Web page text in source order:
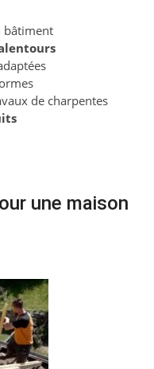
bâtiment
de charpentes
une maison